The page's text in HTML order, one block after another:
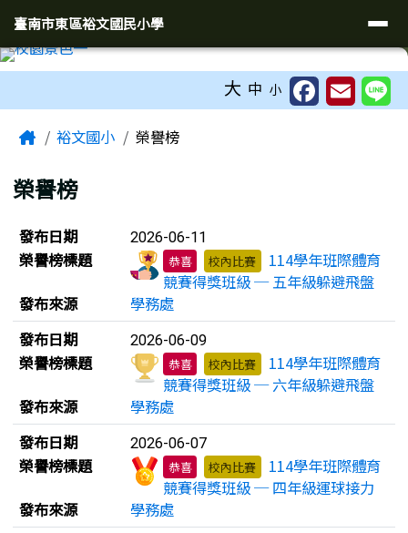
臺南市東區裕文國民小學
導覽列
臺南市東區裕文國民小學
大 中 小
Home裕文國小 榮譽榜
榮譽榜
榮譽榜列表
發布日期 2026-06-11
榮譽榜標題 恭喜 校內比賽
114學年班際體育
競賽得獎班級 ─ 五年級躲避飛盤
發布來源
學務處
發布日期
2026-06-09
榮譽榜標題 恭喜 校內比賽
114學年班際體育
競賽得獎班級 ─ 六年級躲避飛盤
發布來源
學務處
發布日期
2026-06-07
榮譽榜標題 恭喜 校內比賽
114學年班際體育
競賽得獎班級 ─ 四年級運球接力
發布來源
學務處